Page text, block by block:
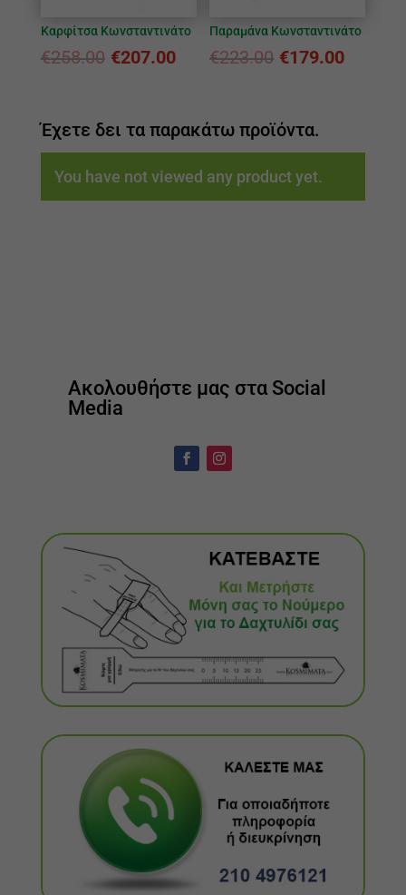
Καρφίτσα Κωνσταντινάτο
€258.00 €207.00
Παραμάνα Κωνσταντινάτο
€223.00 €179.00
Έχετε δει τα παρακάτω προϊόντα.
You have not viewed any product yet.
Ακολουθήστε μας στα Social
Media